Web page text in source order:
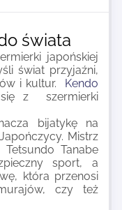
świata
japońskiej
świat przyjaźni,
i kultur. Kendo
z szermierki
bijatykę na
Mistrz
Tanabe
sport, a
która przenosi
czy też